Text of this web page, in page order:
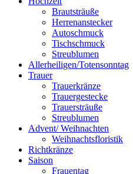
Brautsträuße
Herrenanstecker
Autoschmuck
Tischschmuck
Streublumen
Allerheiligen/Totensonntag
Trauer
Trauerkränze
Trauergestecke
Trauersträuße
Streublumen
Advent/ Weihnachten
Weihnachtsfloristik
Richtkränze
Saison
Frauentag